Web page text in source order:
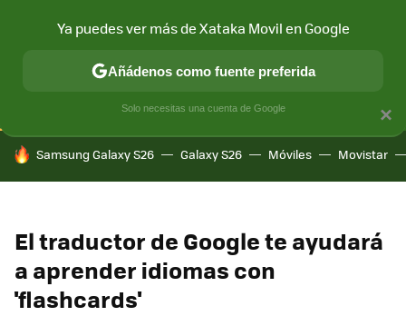
CONECTIVIDAD MÓVIL Y SOCIEDAD APLICACIONES
HOY SE HABLA DE
Samsung Galaxy S26 Galaxy S26 Móviles Movistar
El traductor de Google te ayudará
a aprender idiomas con
'flashcards'
×
Ya puedes ver más de Xataka Movil en Google
Añádenos como fuente preferida
Solo necesitas una cuenta de Google